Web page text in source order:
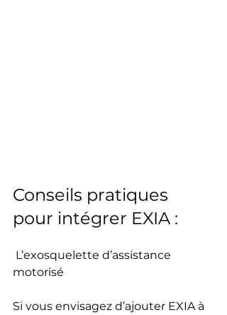
Conseils pratiques
pour intégrer EXIA :
motorisé
Si vous envisagez d’ajouter EXIA à